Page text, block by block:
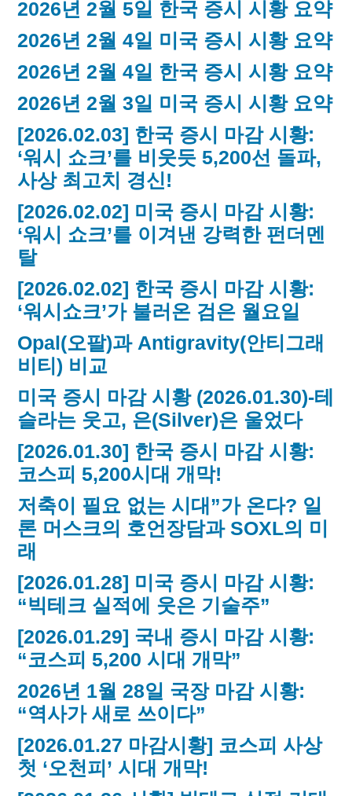
2026년 2월 5일 한국 증시 시황 요약
2026년 2월 4일 미국 증시 시황 요약
2026년 2월 4일 한국 증시 시황 요약
2026년 2월 3일 미국 증시 시황 요약
[2026.02.03] 한국 증시 마감 시황:
‘워시 쇼크’를 비웃듯 5,200선 돌파,
사상 최고치 경신!
[2026.02.02] 미국 증시 마감 시황:
‘워시 쇼크’를 이겨낸 강력한 펀더멘
탈
[2026.02.02] 한국 증시 마감 시황:
‘워시쇼크’가 불러온 검은 월요일
Opal(오팔)과 Antigravity(안티그래
비티) 비교
미국 증시 마감 시황 (2026.01.30)-테
슬라는 웃고, 은(Silver)은 울었다
[2026.01.30] 한국 증시 마감 시황:
코스피 5,200시대 개막!
저축이 필요 없는 시대”가 온다? 일
론 머스크의 호언장담과 SOXL의 미
래
[2026.01.28] 미국 증시 마감 시황:
“빅테크 실적에 웃은 기술주”
[2026.01.29] 국내 증시 마감 시황:
“코스피 5,200 시대 개막”
2026년 1월 28일 국장 마감 시황:
“역사가 새로 쓰이다”
[2026.01.27 마감시황] 코스피 사상
첫 ‘오천피’ 시대 개막!